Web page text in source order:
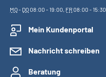
MO- DO08:00 - 19:00, FR08:00 - 15:30
Mein Kundenportal
Nachricht schreiben
Beratung